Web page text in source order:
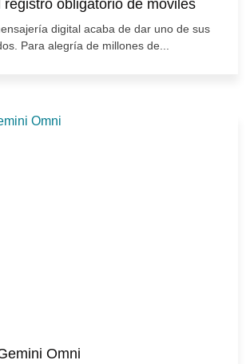
obligatorio de móviles
digital acaba de dar uno de sus
Para alegría de millones de...
Omni